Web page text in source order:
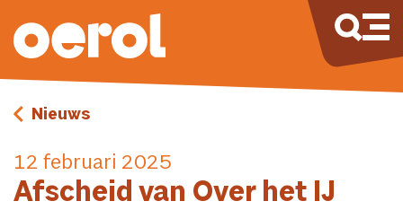
Nieuws
12 februari 2025
Afscheid van Over het IJ